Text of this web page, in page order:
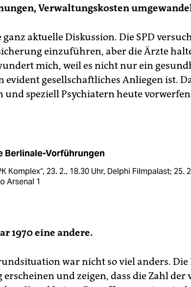
Verwaltungskosten
ganz aktuelle Diskussion. Die SPD
einzuführen, aber die Ärzte
mich, weil es nicht nur ein
evident gesellschaftliches Anliegen ist.
speziell Psychiatern heute
Berlinale-Vorführungen
Komplex“, 23. 2., 18.30 Uhr, Delphi Filmpalast; 25.
Arsenal 1
1970 eine andere.
war nicht so viel anders. Die
und zeigen, dass die Zahl der